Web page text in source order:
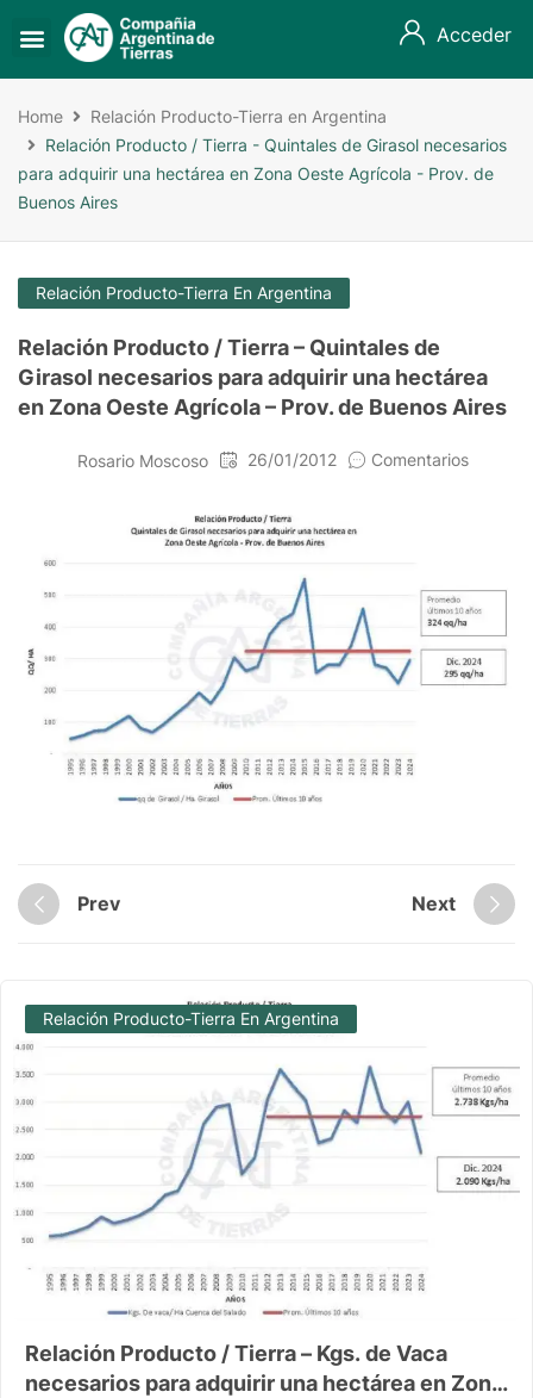
Acceder
Home
Relación Producto-Tierra en Argentina
Relación Producto / Tierra - Quintales de Girasol necesarios
para adquirir una hectárea en Zona Oeste Agrícola - Prov. de
Buenos Aires
Relación Producto-Tierra En Argentina
Relación Producto / Tierra – Quintales de
Girasol necesarios para adquirir una hectárea
en Zona Oeste Agrícola – Prov. de Buenos Aires
Rosario Moscoso 26/01/2012 Comentarios
Prev Next
Relación Producto-Tierra En Argentina
Relación Producto / Tierra – Kgs. de Vaca
necesarios para adquirir una hectárea en Zona